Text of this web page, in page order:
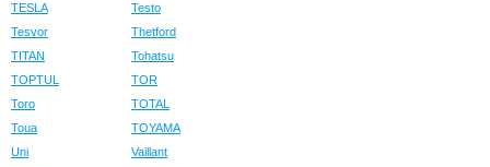
TESLA
Testo
Tesvor
Thetford
TITAN
Tohatsu
TOPTUL
TOR
Toro
TOTAL
Toua
TOYAMA
Uni
Vaillant